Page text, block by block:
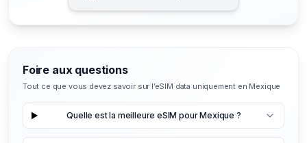
Foire aux questions
Tout ce que vous devez savoir sur l’eSIM data uniquement en Mexique
Quelle est la meilleure eSIM pour Mexique ?